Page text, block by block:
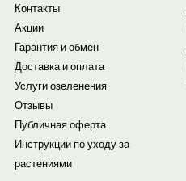
Контакты
Акции
Гарантия и обмен
Доставка и оплата
Услуги озеленения
Отзывы
Публичная оферта
Инструкции по уходу за
растениями